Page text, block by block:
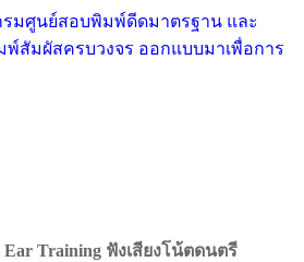
กรมศูนย์สอบพิมพ์ดีดมาตรฐาน และ
สัมผัสครบวงจร ออกแบบมาเพื่อการ
Training ฟังเสียงโน้ตดนตรี